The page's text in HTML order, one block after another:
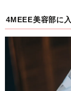
4MEEE美容部に